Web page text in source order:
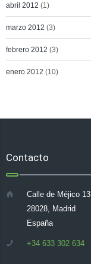
abril 2012 (1)
marzo 2012 (3)
febrero 2012 (3)
enero 2012 (10)
Contacto
Calle de Méjico 13
28028, Madrid
España
+34 633 302 634